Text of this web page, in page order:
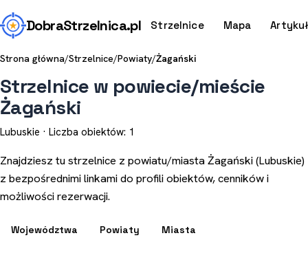
DobraStrzelnica.pl Strzelnice Mapa
Strona główna/Strzelnice/Powiaty/Żagański
Strzelnice w powiecie/mieście
Żagański
Lubuskie · Liczba obiektów: 1
Znajdziesz tu strzelnice z powiatu/miasta Żagański (Lubuskie)
z bezpośrednimi linkami do profili obiektów, cenników i
możliwości rezerwacji.
Województwa Powiaty Miasta